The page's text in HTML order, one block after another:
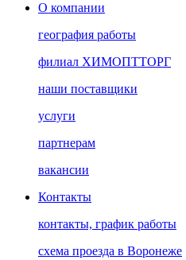
О компании
география работы
филиал ХИМОПТТОРГ
наши поставщики
услуги
партнерам
вакансии
Контакты
контакты, график работы
схема проезда в Воронеже